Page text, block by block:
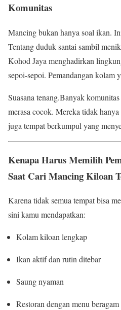
Komunitas
Mancing bukan hanya soal ikan.
Tentang duduk santai sambil
Kohod Jaya menghadirkan
sepoi-sepoi. Pemandangan kolam
Suasana tenang.Banyak
merasa cocok. Mereka tidak
juga tempat berkumpul yang
Kenapa Harus Memilih
Saat Cari Mancing Kiloan
Karena tidak semua tempat bisa
sini kamu mendapatkan:
Kolam kiloan lengkap
Ikan aktif dan rutin ditebar
Saung nyaman
Restoran dengan menu beragam